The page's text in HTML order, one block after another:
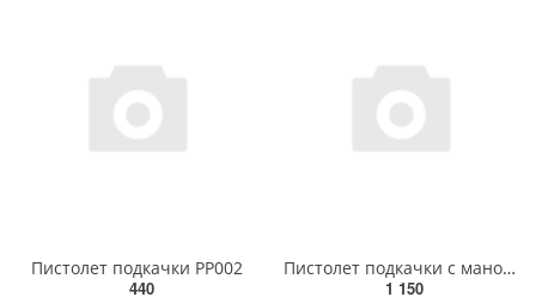
Пистолет подкачки PP002
440
Пистолет подкачки с манометром 150532XCMR
1 150